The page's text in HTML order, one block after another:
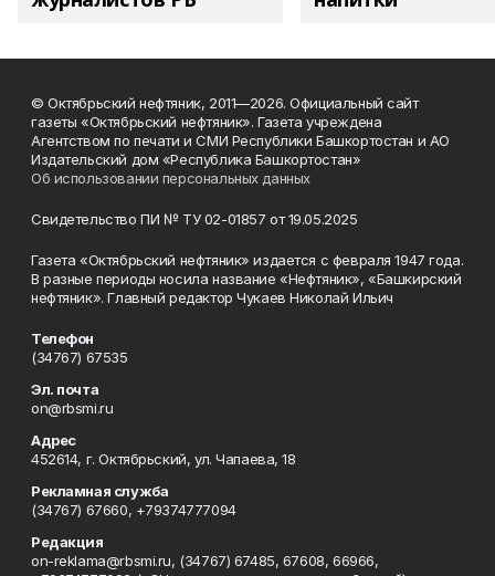
© Октябрьский нефтяник, 2011—2026. Официальный сайт
газеты «Октябрьский нефтяник». Газета учреждена
Агентством по печати и СМИ Республики Башкортостан и АО
Издательский дом «Республика Башкортостан»
Об использовании персональных данных
Свидетельство ПИ № ТУ 02-01857 от 19.05.2025
Газета «Октябрьский нефтяник» издается с февраля 1947 года.
В разные периоды носила название «Нефтяник», «Башкирский
нефтяник». Главный редактор Чукаев Николай Ильич
Телефон
(34767) 67535
Эл. почта
on@rbsmi.ru
Адрес
452614, г. Октябрьский, ул. Чапаева, 18
Рекламная служба
(34767) 67660, +79374777094
Редакция
on-reklama@rbsmi.ru, (34767) 67485, 67608, 66966,